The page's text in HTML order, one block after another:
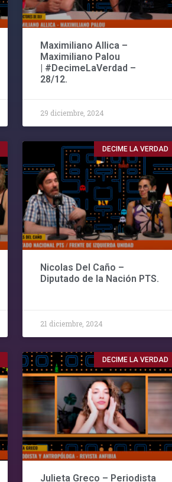
Maximiliano Allica –
Maximiliano Palou
| #DecimeLaVerdad –
28/12.
29 diciembre, 2024
DECIME LA VERDAD
Nicolas Del Caño –
Diputado de la Nación PTS.
21 diciembre, 2024
DECIME LA VERDAD
Julieta Greco – Periodista